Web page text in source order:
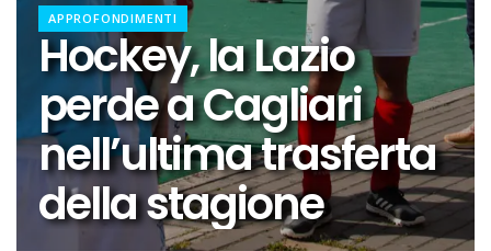
Elite maschile: ecco le sfide dell'andata
Ecco De Souza, laterale con il vizio del gol
Il 16 agosto l'inizio dell'avventura in Coppa Italia
Calcio a 5, dalla Spagna con furore: ecco Luna
Il girone di C della Lazio
Quattro dei nostri ai Mondiali di Zagabria
APPROFONDIMENTI
Hockey, la Lazio
perde a Cagliari
nell’ultima trasferta
della stagione